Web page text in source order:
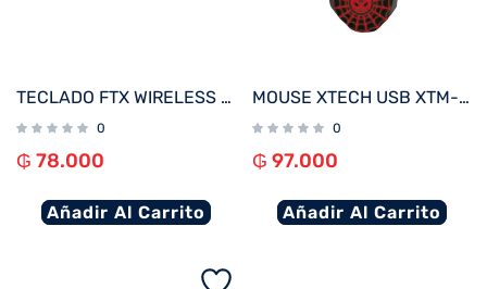
TECLADO FTX WIRELESS DUAL-MODE FTXB105 ESP/BLANCO
0
₲ 78.000
Añadir Al Carrito
MOUSE XTECH USB XTM-M520SM SPIDERMAN 2400DPI/3D/7 BOT/NEGRO
0
₲ 97.000
Añadir Al Carrito